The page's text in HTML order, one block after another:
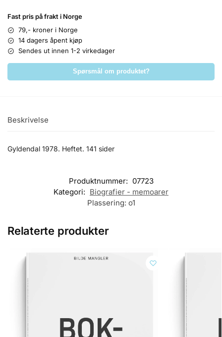
Fast pris på frakt i Norge
79,- kroner i Norge
14 dagers åpent kjøp
Sendes ut innen 1-2 virkedager
Spørsmål om produktet?
Beskrivelse
Gyldendal 1978. Heftet. 141 sider
Produktnummer: 07723
Kategori: Biografier - memoarer
Plassering: o1
Relaterte produkter